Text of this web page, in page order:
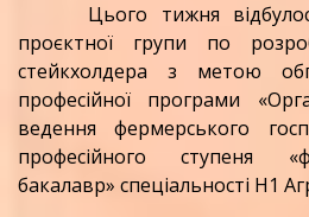
Цього тижня
проєктної групи по
стейкхолдера з метою
професійної програми
ведення фермерського
професійного ступеня
бакалавр» спеціальності Н1